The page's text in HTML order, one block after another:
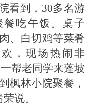
看到，30多名游
吃午饭。桌子
、白切鸡等菜肴
，现场热闹非
帮老同学来蓬坡
枫林小院聚餐，
说。